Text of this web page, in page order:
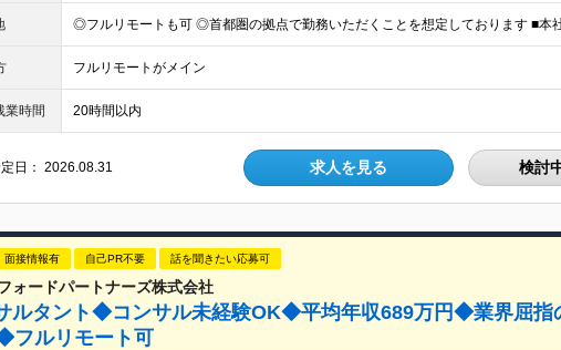
フルリモートがメイン
業時間 20時間以内
定日：2026.08.31 求人を見る 検討
面接情報有 自己PR不要 話を聞きたい応募可
ォードパートナーズ株式会社
ルタント◆コンサル未経験OK◆平均年収689万円◆業界屈指
フルリモート可